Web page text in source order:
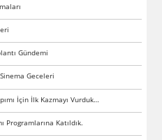
Gündemi
Geceleri
İçin İlk Kazmayı Vurduk…
Programlarına Katıldık.